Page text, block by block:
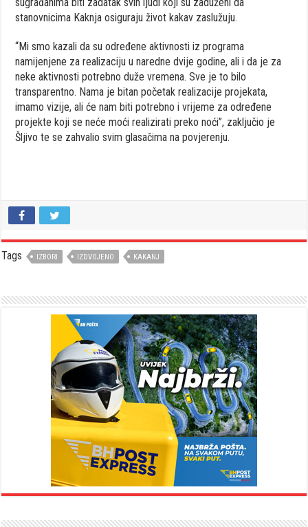
stanovnicima Kaknja osiguraju život kakav zaslužuju.
“Mi smo kazali da su određene aktivnosti iz programa
namijenjene za realizaciju u naredne dvije godine, ali i da je za
neke aktivnosti potrebno duže vremena. Sve je to bilo
transparentno. Nama je bitan početak realizacije projekata,
imamo vizije, ali će nam biti potrebno i vrijeme za određene
projekte koji se neće moći realizirati preko noći”, zaključio je
Šljivo te se zahvalio svim glasačima na povjerenju.
Tags IZBORI IZDVOJENO KAKANJ